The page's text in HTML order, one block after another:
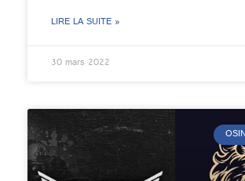
LIRE LA SUITE »
30 mars 2022